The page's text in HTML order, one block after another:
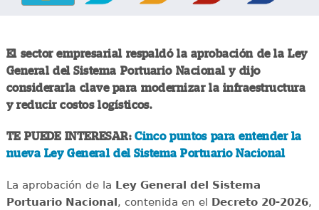
El sector empresarial respaldó la aprobación de la Ley
General del Sistema Portuario Nacional y dijo
considerarla clave para modernizar la infraestructura
y reducir costos logísticos.
TE PUEDE INTERESAR:Cinco puntos para entender la
nueva Ley General del Sistema Portuario Nacional
La aprobación de la Ley General del Sistema
Portuario Nacional, contenida en el Decreto 20-2026,